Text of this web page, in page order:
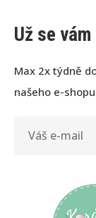
Už se
Max 2x týdně
našeho e-